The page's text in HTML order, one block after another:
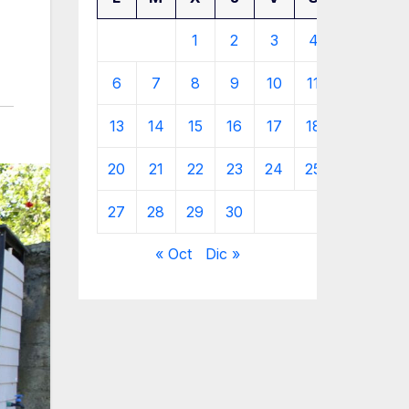
1 2 3 4
6 7 8 9 10 11
13 14 15 16 17 18
20 21 22 23 24 25
27 28 29 30
« Oct Dic »